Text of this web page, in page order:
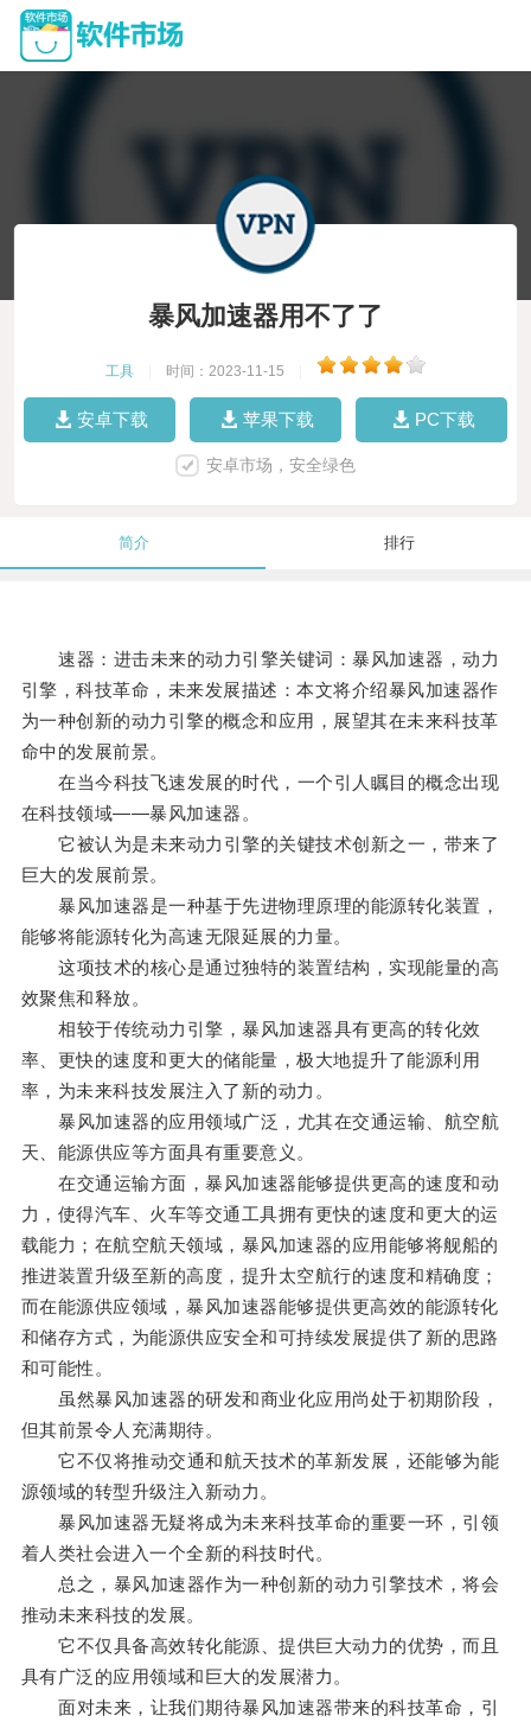
暴风加速器用不了了
工具 时间：2023-11-15
安卓下载 苹果下载 PC下载
安卓市场，安全绿色
简介 排行
速器：进击未来的动力引擎关键词：暴风加速器，动力
引擎，科技革命，未来发展描述：本文将介绍暴风加速器作
为一种创新的动力引擎的概念和应用，展望其在未来科技革
命中的发展前景。
在当今科技飞速发展的时代，一个引人瞩目的概念出现
在科技领域——暴风加速器。
它被认为是未来动力引擎的关键技术创新之一，带来了
巨大的发展前景。
暴风加速器是一种基于先进物理原理的能源转化装置，
能够将能源转化为高速无限延展的力量。
这项技术的核心是通过独特的装置结构，实现能量的高
效聚焦和释放。
相较于传统动力引擎，暴风加速器具有更高的转化效
率、更快的速度和更大的储能量，极大地提升了能源利用
率，为未来科技发展注入了新的动力。
暴风加速器的应用领域广泛，尤其在交通运输、航空航
天、能源供应等方面具有重要意义。
在交通运输方面，暴风加速器能够提供更高的速度和动
力，使得汽车、火车等交通工具拥有更快的速度和更大的运
载能力；在航空航天领域，暴风加速器的应用能够将舰船的
推进装置升级至新的高度，提升太空航行的速度和精确度；
而在能源供应领域，暴风加速器能够提供更高效的能源转化
和储存方式，为能源供应安全和可持续发展提供了新的思路
和可能性。
虽然暴风加速器的研发和商业化应用尚处于初期阶段，
但其前景令人充满期待。
它不仅将推动交通和航天技术的革新发展，还能够为能
源领域的转型升级注入新动力。
暴风加速器无疑将成为未来科技革命的重要一环，引领
着人类社会进入一个全新的科技时代。
总之，暴风加速器作为一种创新的动力引擎技术，将会
推动未来科技的发展。
它不仅具备高效转化能源、提供巨大动力的优势，而且
具有广泛的应用领域和巨大的发展潜力。
面对未来，让我们期待暴风加速器带来的科技革命，引